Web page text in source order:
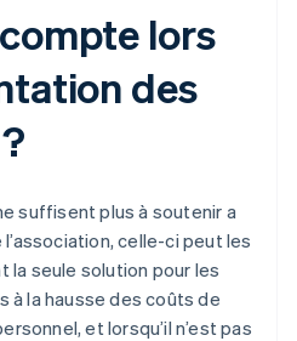
lors
des
suffisent plus à soutenir a
celle-ci peut les
la seule solution pour les
la hausse des coûts de
et lorsqu’il n’est pas